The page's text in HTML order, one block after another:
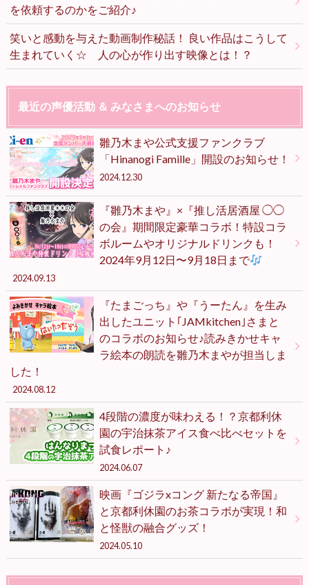
を依頼するのかをご紹介♪
笑いと感動を与えた動画制作秘話！ 良い作品はこうして
生まれていく☆ 人の心が作り出す映像とは！？
最近の声優活動 ＆ みなさまへのお知らせ
雛乃木まや公式支援ファンクラブ
「Hinanogi Famille」開設のお知らせ！
2024.12.30
『雛乃木まや』×『推し活居酒屋 ◯◯
の会』期間限定豪華コラボ！特設コラ
ボルームやオリジナルドリンクも！
2024年9月12日〜9月18日まで
2024.09.13
『たまごっち』や『うーたん』を生み
出したユニット｢JAMkitchen｣さまと
のコラボのお知らせ♪読みきかせキャ
ラ絵本の朗読を雛乃木まやが担当しま
した！
2024.08.12
4段階の濃度が味わえる！？京都利休
園の宇治抹茶アイス食べ比べセットを
試食レポート♪
2024.06.07
映画『ゴジラxコング 新たなる帝国』
と京都利休園のお茶コラボが実現！和
と怪獣の融合グッズ！
2024.05.10